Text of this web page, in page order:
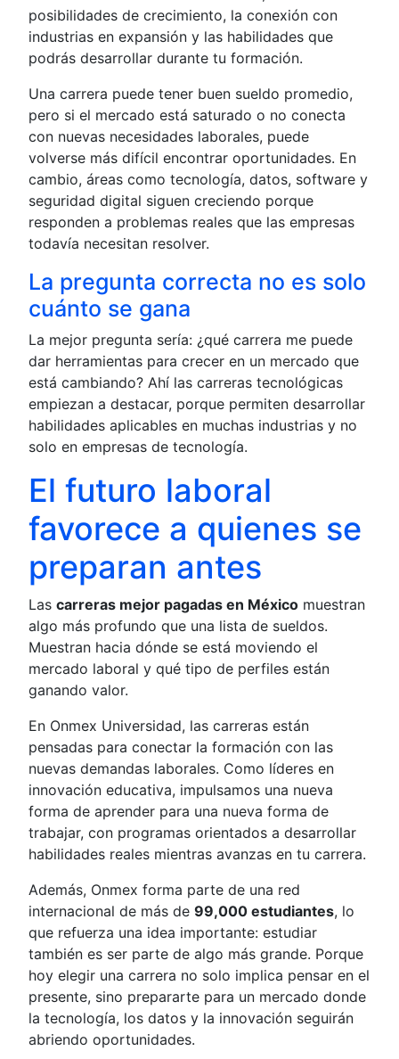
posibilidades de crecimiento, la conexión con
industrias en expansión y las habilidades que
podrás desarrollar durante tu formación.
Una carrera puede tener buen sueldo promedio,
pero si el mercado está saturado o no conecta
con nuevas necesidades laborales, puede
volverse más difícil encontrar oportunidades. En
cambio, áreas como tecnología, datos, software y
seguridad digital siguen creciendo porque
responden a problemas reales que las empresas
todavía necesitan resolver.
La pregunta correcta no es solo
cuánto se gana
La mejor pregunta sería: ¿qué carrera me puede
dar herramientas para crecer en un mercado que
está cambiando? Ahí las carreras tecnológicas
empiezan a destacar, porque permiten desarrollar
habilidades aplicables en muchas industrias y no
solo en empresas de tecnología.
El futuro laboral
favorece a quienes se
preparan antes
Lascarreras mejor pagadas en México muestran
algo más profundo que una lista de sueldos.
Muestran hacia dónde se está moviendo el
mercado laboral y qué tipo de perfiles están
ganando valor.
En Onmex Universidad, las carreras están
pensadas para conectar la formación con las
nuevas demandas laborales. Como líderes en
innovación educativa, impulsamos una nueva
forma de aprender para una nueva forma de
trabajar, con programas orientados a desarrollar
habilidades reales mientras avanzas en tu carrera.
Además, Onmex forma parte de una red
internacional de más de99,000 estudiantes, lo
que refuerza una idea importante: estudiar
también es ser parte de algo más grande. Porque
hoy elegir una carrera no solo implica pensar en el
presente, sino prepararte para un mercado donde
la tecnología, los datos y la innovación seguirán
abriendo oportunidades.